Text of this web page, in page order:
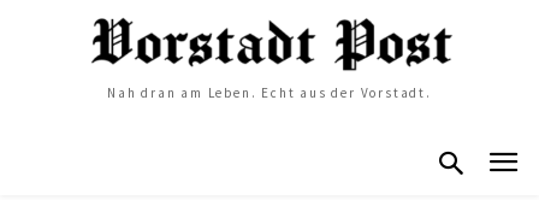
Nah dran am Leben. Echt aus der Vorstadt.